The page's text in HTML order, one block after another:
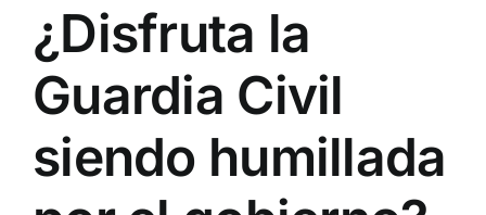
¿Disfruta la
Guardia Civil
siendo humillada